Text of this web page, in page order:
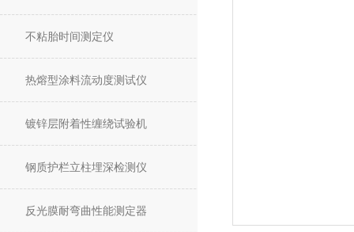
不粘胎时间测定仪
热熔型涂料流动度测试仪
镀锌层附着性缠绕试验机
钢质护栏立柱埋深检测仪
反光膜耐弯曲性能测定器